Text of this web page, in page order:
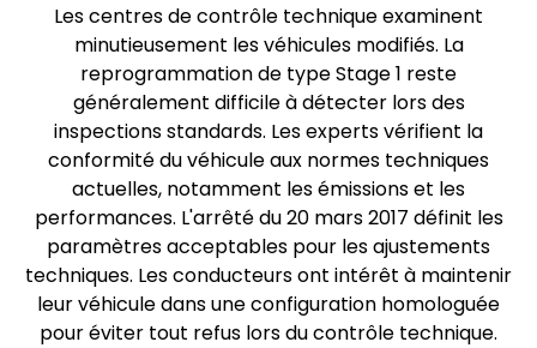
Les centres de contrôle technique examinent
minutieusement les véhicules modifiés. La
reprogrammation de type Stage 1 reste
généralement difficile à détecter lors des
inspections standards. Les experts vérifient la
conformité du véhicule aux normes techniques
actuelles, notamment les émissions et les
performances. L'arrêté du 20 mars 2017 définit les
paramètres acceptables pour les ajustements
techniques. Les conducteurs ont intérêt à maintenir
leur véhicule dans une configuration homologuée
pour éviter tout refus lors du contrôle technique.